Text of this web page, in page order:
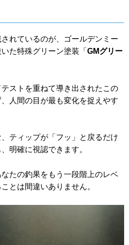
れているのが、ゴールデンミー
た特殊グリーン塗装「 GMグリー
ストを重ねて導き出されたこの
人間の目が最も変化を捉えやす
ティップが「フッ」と戻るだけ
明確に視認できます。
たの釣果をもう一段階上のレベ
とは間違いありません。